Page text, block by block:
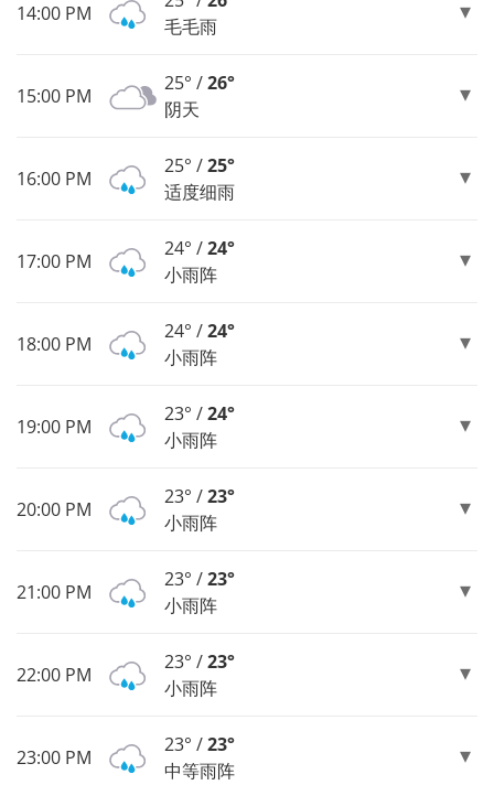
14:00 PM
毛毛雨
15:00 PM
25° /26°
阴天
16:00 PM
25° /25°
适度细雨
17:00 PM
24° /24°
小雨阵
18:00 PM
24° /24°
小雨阵
19:00 PM
23° /24°
小雨阵
20:00 PM
23° /23°
小雨阵
21:00 PM
23° /23°
小雨阵
22:00 PM
23° /23°
小雨阵
23:00 PM
23° /23°
中等雨阵